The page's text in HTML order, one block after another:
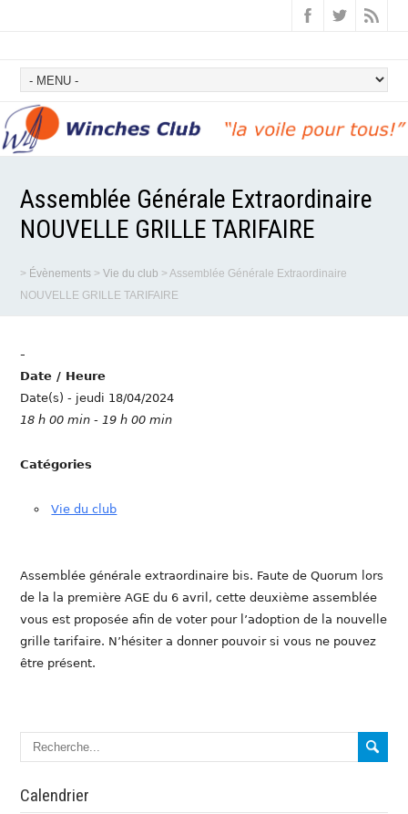
Assemblée Générale Extraordinaire
NOUVELLE GRILLE TARIFAIRE
> Évènements >Vie du club >Assemblée Générale Extraordinaire
NOUVELLE GRILLE TARIFAIRE
-
Date / Heure
Date(s) - jeudi 18/04/2024
18 h 00 min - 19 h 00 min
Catégories
Vie du club
Assemblée générale extraordinaire bis. Faute de Quorum lors
de la la première AGE du 6 avril, cette deuxième assemblée
vous est proposée afin de voter pour l’adoption de la nouvelle
grille tarifaire. N’hésiter a donner pouvoir si vous ne pouvez
être présent.
Calendrier